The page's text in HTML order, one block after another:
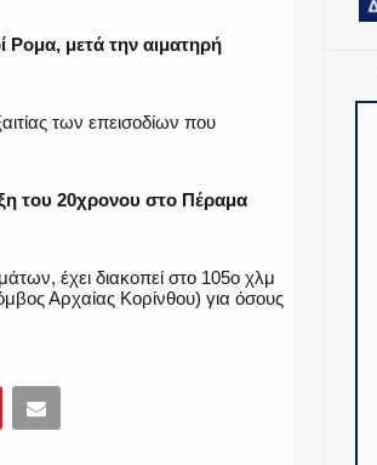
Ρομα, μετά την αιματηρή
των επεισοδίων που
του 20χρονου στο Πέραμα
έχει διακοπεί στο 105ο χλμ
Αρχαίας Κορίνθου) για όσους